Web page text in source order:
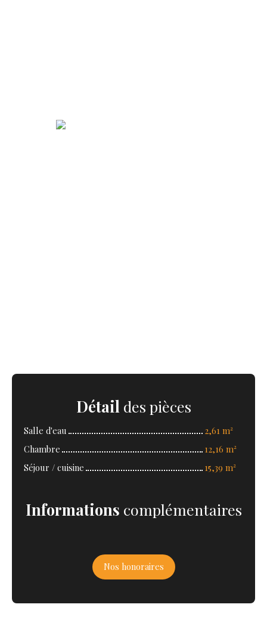
Détail des pièces
Salle d'eau
2,61 m²
Chambre
12,16 m²
Séjour / cuisine
15,39 m²
Informations complémentaires
Nos honoraires